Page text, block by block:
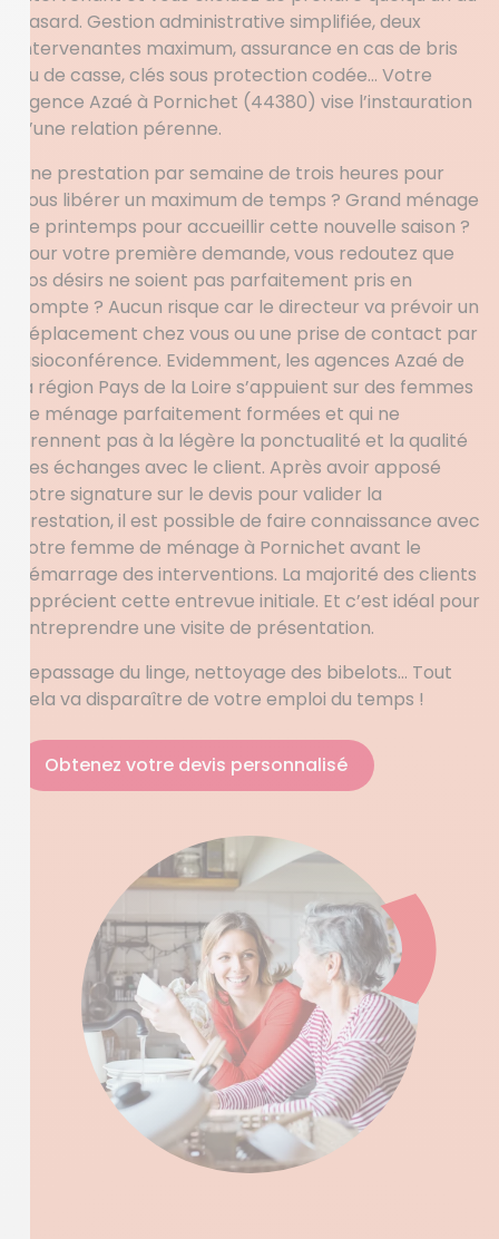
hasard. Gestion administrative simplifiée, deux
intervenantes maximum, assurance en cas de bris
ou de casse, clés sous protection codée… Votre
agence Azaé à Pornichet (44380) vise l’instauration
d’une relation pérenne.
Une prestation par semaine de trois heures pour
vous libérer un maximum de temps ? Grand ménage
de printemps pour accueillir cette nouvelle saison ?
Pour votre première demande, vous redoutez que
vos désirs ne soient pas parfaitement pris en
compte ? Aucun risque car le directeur va prévoir un
déplacement chez vous ou une prise de contact par
visioconférence. Evidemment, les agences Azaé de
la région Pays de la Loire s’appuient sur des femmes
de ménage parfaitement formées et qui ne
prennent pas à la légère la ponctualité et la qualité
des échanges avec le client. Après avoir apposé
votre signature sur le devis pour valider la
prestation, il est possible de faire connaissance avec
votre femme de ménage à Pornichet avant le
démarrage des interventions. La majorité des clients
apprécient cette entrevue initiale. Et c’est idéal pour
entreprendre une visite de présentation.
Repassage du linge, nettoyage des bibelots… Tout
cela va disparaître de votre emploi du temps !
Obtenez votre devis personnalisé